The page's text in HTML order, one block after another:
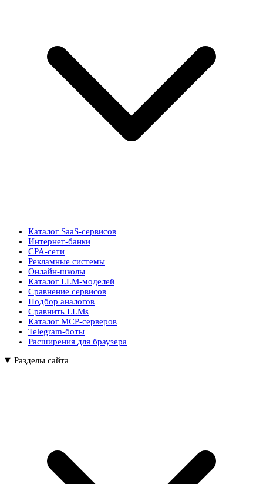
Каталог SaaS-сервисов
Интернет-банки
CPA-сети
Рекламные системы
Онлайн-школы
Каталог LLM-моделей
Сравнение сервисов
Подбор аналогов
Сравнить LLMs
Каталог MCP-серверов
Telegram-боты
Расширения для браузера
Разделы сайта